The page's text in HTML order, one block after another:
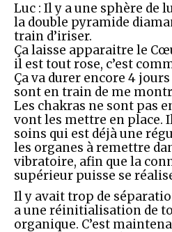
Luc : Il y a une sphère de
la double pyramide
train d’iriser.
Ça laisse apparaitre le
il est tout rose, c’est
Ça va durer encore 4
sont en train de me
Les chakras ne sont pas
vont les mettre en place.
soins qui est déjà une
les organes à remettre
vibratoire, afin que la
supérieur puisse se
Il y avait trop de
a une réinitialisation de
organique. C’est